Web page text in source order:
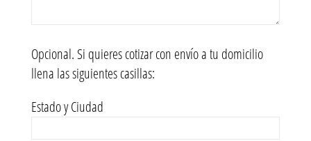
Opcional. Si quieres cotizar con envío a tu domicilio
llena las siguientes casillas:
Estado y Ciudad